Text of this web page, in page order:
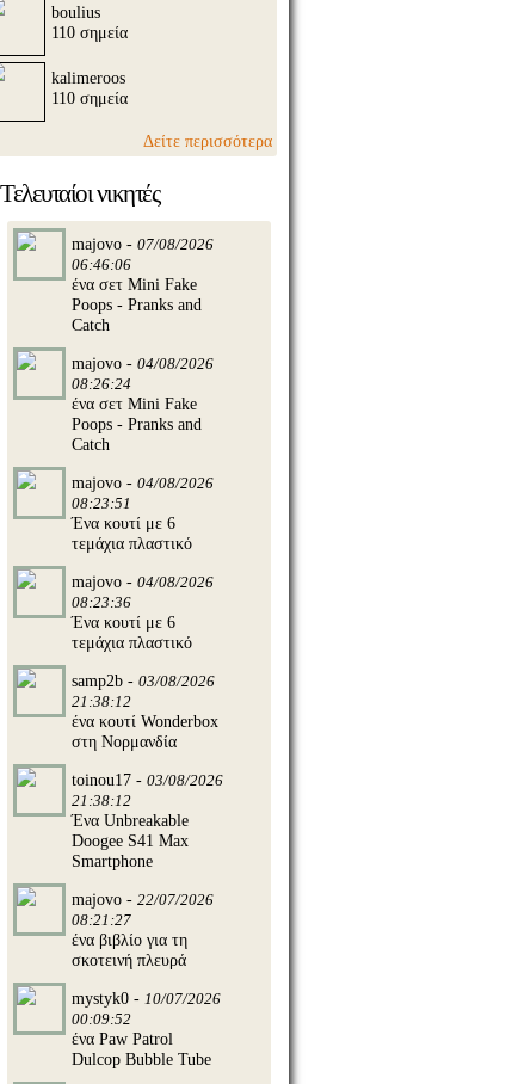
boulius
110 σημεία
kalimeroos
110 σημεία
Δείτε περισσότερα
Τελευταίοι νικητές
majovo - 07/08/2026
06:46:06
ένα σετ Mini Fake
Poops - Pranks and
Catch
majovo - 04/08/2026
08:26:24
ένα σετ Mini Fake
Poops - Pranks and
Catch
majovo - 04/08/2026
08:23:51
Ένα κουτί με 6
τεμάχια πλαστικό
majovo - 04/08/2026
08:23:36
Ένα κουτί με 6
τεμάχια πλαστικό
samp2b - 03/08/2026
21:38:12
ένα κουτί Wonderbox
στη Νορμανδία
toinou17 - 03/08/2026
21:38:12
Ένα Unbreakable
Doogee S41 Max
Smartphone
majovo - 22/07/2026
08:21:27
ένα βιβλίο για τη
σκοτεινή πλευρά
mystyk0 - 10/07/2026
00:09:52
ένα Paw Patrol
Dulcop Bubble Tube